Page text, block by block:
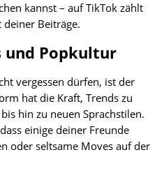
kannst – auf TikTok zählt
Beiträge.
und Popkultur
vergessen dürfen, ist der
hat die Kraft, Trends zu
hin zu neuen Sprachstilen.
einige deiner Freunde
oder seltsame Moves auf der